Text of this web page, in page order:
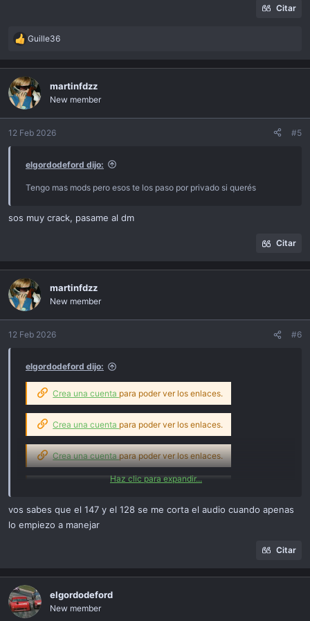
Citar
R
a
c
t
i
o
n
Guille36
martinfdzz
New member
12 Feb 2026 #5
elgordodeford dijo:
Tengo mas mods pero esos te los paso por privado si querés
sos muy crack, pasame al dm
Citar
martinfdzz
New member
12 Feb 2026 #6
elgordodeford dijo:
Crea una cuenta para poder ver los enlaces.
Crea una cuenta para poder ver los enlaces.
Crea una cuentapara poder ver los enlaces.
para poder ver los enlaces.
Haz clic para expandir...
vos sabes que el 147 y el 128 se me corta el audio cuando apenas
lo empiezo a manejar
Citar
elgordodeford
New member